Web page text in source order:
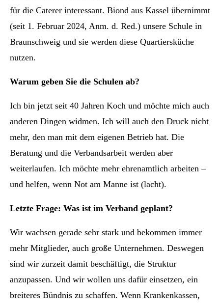
für die Caterer interessant. Biond aus Kassel übernimmt
(seit 1. Februar 2024, Anm. d. Red.) unsere Schule in
Braunschweig und sie werden diese Quartiersküche
nutzen.
Warum geben Sie die Schulen ab?
Ich bin jetzt seit 40 Jahren Koch und möchte mich auch
anderen Dingen widmen. Ich will auch den Druck nicht
mehr, den man mit dem eigenen Betrieb hat. Die
Beratung und die Verbandsarbeit werden aber
weiterlaufen. Ich möchte mehr ehrenamtlich arbeiten –
und helfen, wenn Not am Manne ist (lacht).
Letzte Frage: Was ist im Verband geplant?
Wir wachsen gerade sehr stark und bekommen immer
mehr Mitglieder, auch große Unternehmen. Deswegen
sind wir zurzeit damit beschäftigt, die Struktur
anzupassen. Und wir wollen uns dafür einsetzen, ein
breiteres Bündnis zu schaffen. Wenn Krankenkassen,